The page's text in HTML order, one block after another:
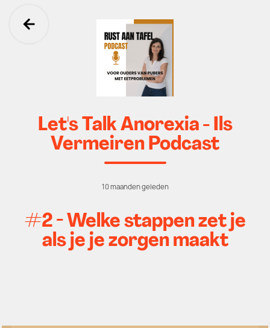
Ga terug
Let's Talk Anorexia - Ils
Vermeiren Podcast
10 maanden geleden
#2 - Welke stappen zet je
als je je zorgen maakt